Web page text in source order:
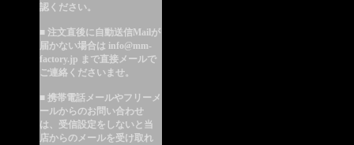
認ください。
■ 注文直後に自動送信Mailが
届かない場合は info@mm-
factory.jp まで直接メールで
ご連絡くださいませ。
■ 携帯電話メールやフリーメ
ールからのお問い合わせ
は、受信設定をしないと当
店からのメールを受け取れ